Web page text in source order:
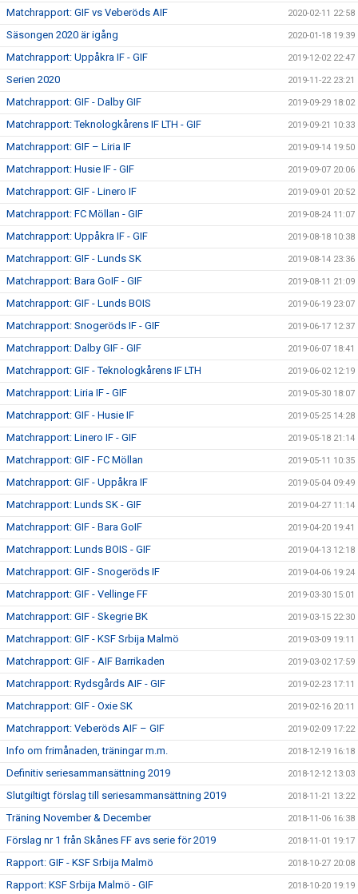
Matchrapport: GIF vs Veberöds AIF 2020-02-11 22:58
Säsongen 2020 är igång 2020-01-18 19:39
Matchrapport: Uppåkra IF - GIF 2019-12-02 22:47
Serien 2020 2019-11-22 23:21
Matchrapport: GIF - Dalby GIF 2019-09-29 18:02
Matchrapport: Teknologkårens IF LTH - GIF 2019-09-21 10:33
Matchrapport: GIF – Liria IF 2019-09-14 19:50
Matchrapport: Husie IF - GIF 2019-09-07 20:06
Matchrapport: GIF - Linero IF 2019-09-01 20:52
Matchrapport: FC Möllan - GIF 2019-08-24 11:07
Matchrapport: Uppåkra IF - GIF 2019-08-18 10:38
Matchrapport: GIF - Lunds SK 2019-08-14 23:36
Matchrapport: Bara GoIF - GIF 2019-08-11 21:09
Matchrapport: GIF - Lunds BOIS 2019-06-19 23:07
Matchrapport: Snogeröds IF - GIF 2019-06-17 12:37
Matchrapport: Dalby GIF - GIF 2019-06-07 18:41
Matchrapport: GIF - Teknologkårens IF LTH 2019-06-02 12:19
Matchrapport: Liria IF - GIF 2019-05-30 18:07
Matchrapport: GIF - Husie IF 2019-05-25 14:28
Matchrapport: Linero IF - GIF 2019-05-18 21:14
Matchrapport: GIF - FC Möllan 2019-05-11 10:35
Matchrapport: GIF - Uppåkra IF 2019-05-04 09:49
Matchrapport: Lunds SK - GIF 2019-04-27 11:14
Matchrapport: GIF - Bara GoIF 2019-04-20 19:41
Matchrapport: Lunds BOIS - GIF 2019-04-13 12:18
Matchrapport: GIF - Snogeröds IF 2019-04-06 19:24
Matchrapport: GIF - Vellinge FF 2019-03-30 15:01
Matchrapport: GIF - Skegrie BK 2019-03-15 22:30
Matchrapport: GIF - KSF Srbija Malmö 2019-03-09 19:11
Matchrapport: GIF - AIF Barrikaden 2019-03-02 17:59
Matchrapport: Rydsgårds AIF - GIF 2019-02-23 17:11
Matchrapport: GIF - Oxie SK 2019-02-16 20:11
Matchrapport: Veberöds AIF – GIF 2019-02-09 17:22
Info om frimånaden, träningar m.m. 2018-12-19 16:18
Definitiv seriesammansättning 2019 2018-12-12 13:03
Slutgiltigt förslag till seriesammansättning 2019 2018-11-21 13:22
Träning November & December 2018-11-06 16:38
Förslag nr 1 från Skånes FF avs serie för 2019 2018-11-01 19:17
Rapport: GIF - KSF Srbija Malmö 2018-10-27 20:08
Rapport: KSF Srbija Malmö - GIF 2018-10-20 19:19